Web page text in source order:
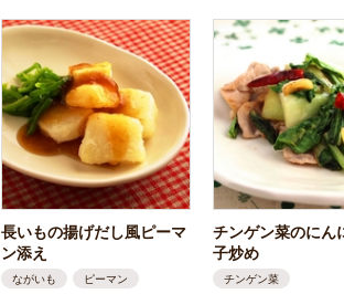
長いもの揚げだし風ピーマ
ン添え
ながいも ピーマン
チンゲン菜のにん
子炒め
チンゲン菜